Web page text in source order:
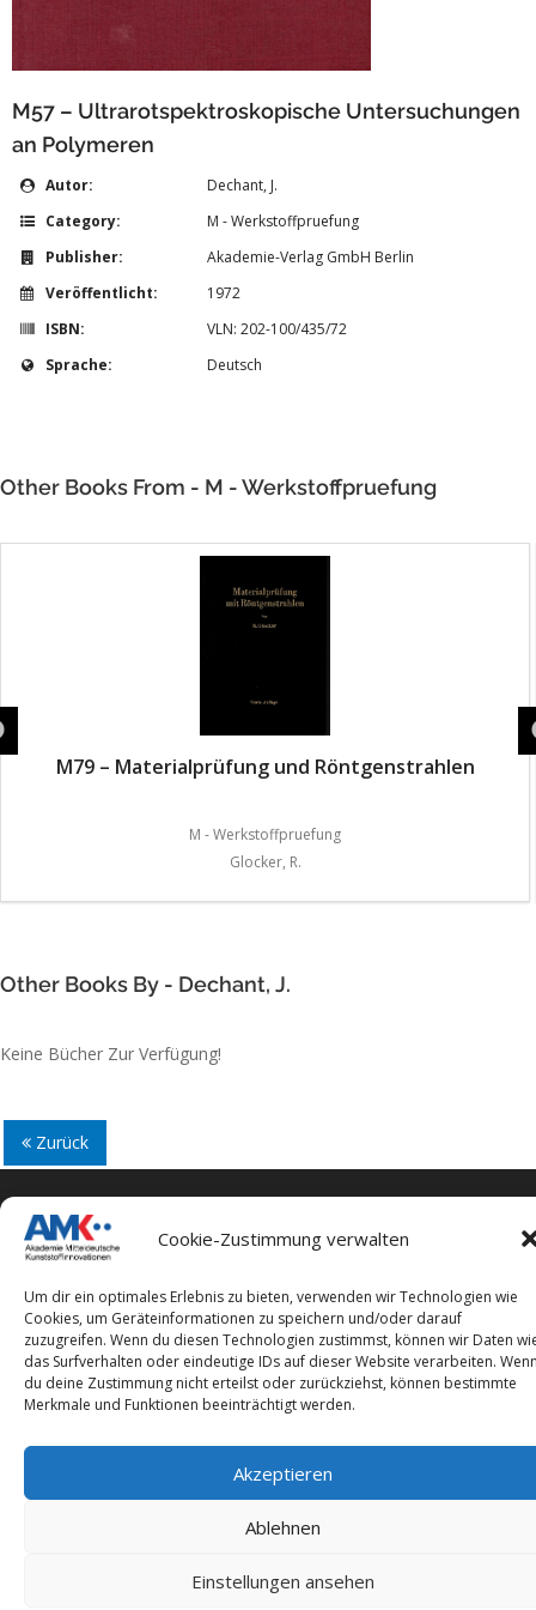
Cookie-Zustimmung verwalten
Um dir ein optimales Erlebnis zu bieten, verwenden wir Technologien wie
Cookies, um Geräteinformationen zu speichern und/oder darauf
zuzugreifen. Wenn du diesen Technologien zustimmst, können wir Daten
das Surfverhalten oder eindeutige IDs auf dieser Website verarbeiten.
du deine Zustimmung nicht erteilst oder zurückziehst, können bestimmte
Merkmale und Funktionen beeinträchtigt werden.
Akzeptieren
Ablehnen
Einstellungen ansehen
M57 – Ultrarotspektroskopische Untersuchungen
an Polymeren
Autor:
Dechant, J.
Category:
M - Werkstoffpruefung
Publisher:
Akademie-Verlag GmbH Berlin
Veröffentlicht:
1972
ISBN:
VLN: 202-100/435/72
Sprache:
Deutsch
Other Books From - M - Werkstoffpruefung
M79 – Materialprüfung und Röntgenstrahlen
M - Werkstoffpruefung
Glocker, R.
Other Books By - Dechant, J.
Keine Bücher Zur Verfügung!
Zurück
Impressum
Datenschutzerklärung
Copyright © 2026 Akademie Mitteldeutsche
OnePress